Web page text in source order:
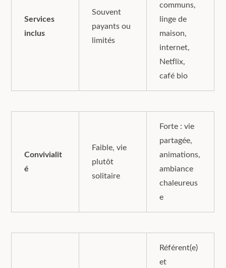
Services
inclus
Souvent
payants ou
limités
communs,
linge de
maison,
internet,
Netflix,
café bio
Convivialit
é
Faible, vie
plutôt
solitaire
Forte : vie
partagée,
animations,
ambiance
chaleureus
e
Référent(e)
et